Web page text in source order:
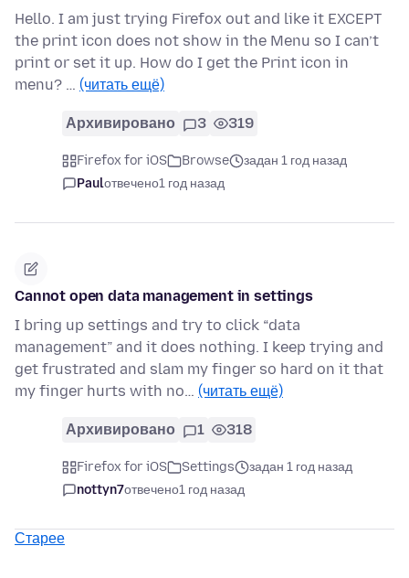
Hello. I am just trying Firefox out and like it EXCEPT
the print icon does not show in the Menu so I can’t
print or set it up. How do I get the Print icon in
menu? … (читать ещё)
Архивировано 3 319
Firefox for iOS Browse
задан 1 год назад
Paulотвечено1 год назад
Cannot open data management in settings
I bring up settings and try to click “data
management” and it does nothing. I keep trying and
get frustrated and slam my finger so hard on it that
my finger hurts with no… (читать ещё)
Архивировано 1 318
Firefox for iOS Settings
задан 1 год назад
nottyn7отвечено1 год назад
Старее